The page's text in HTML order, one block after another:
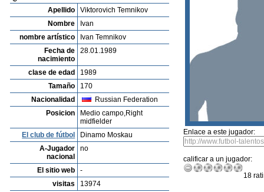
Apellido
Viktorovich Temnikov
Nombre
Ivan
nombre artístico
Ivan Temnikov
Fecha de
nacimiento
28.01.1989
clase de edad
1989
Tamaño
170
Nacionalidad
Russian Federation
Posicion
Medio campo,Right
midfielder
El club de fútbol
Dinamo Moskau
A-Jugador
nacional
no
El sitio web
-
visitas
13974
Enlace a este jugador:
calificar a un jugador:
18